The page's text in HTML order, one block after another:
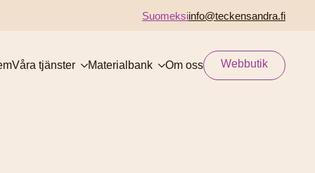
Suomeksiinfo@teckensandra.fi
Våra tjänster Materialbank Om oss Webbutik